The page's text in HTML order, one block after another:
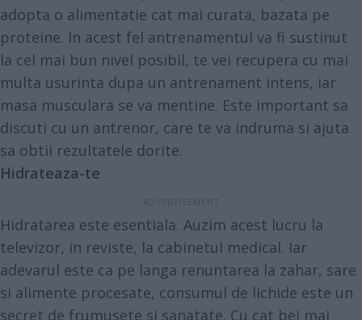
adopta o alimentatie cat mai curata, bazata pe
proteine. In acest fel antrenamentul va fi sustinut
la cel mai bun nivel posibil, te vei recupera cu mai
multa usurinta dupa un antrenament intens, iar
masa musculara se va mentine. Este important sa
discuti cu un antrenor, care te va indruma si ajuta
sa obtii rezultatele dorite.
Hidrateaza-te
Hidratarea este esentiala. Auzim acest lucru la
televizor, in reviste, la cabinetul medical. Iar
adevarul este ca pe langa renuntarea la zahar, sare
si alimente procesate, consumul de lichide este un
secret de frumusete si sanatate. Cu cat bei mai